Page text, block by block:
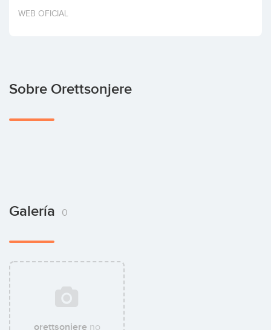
Invertir
WEB OFICIAL
Sobre Orettsonjere
Galería 0
orettsonjereno